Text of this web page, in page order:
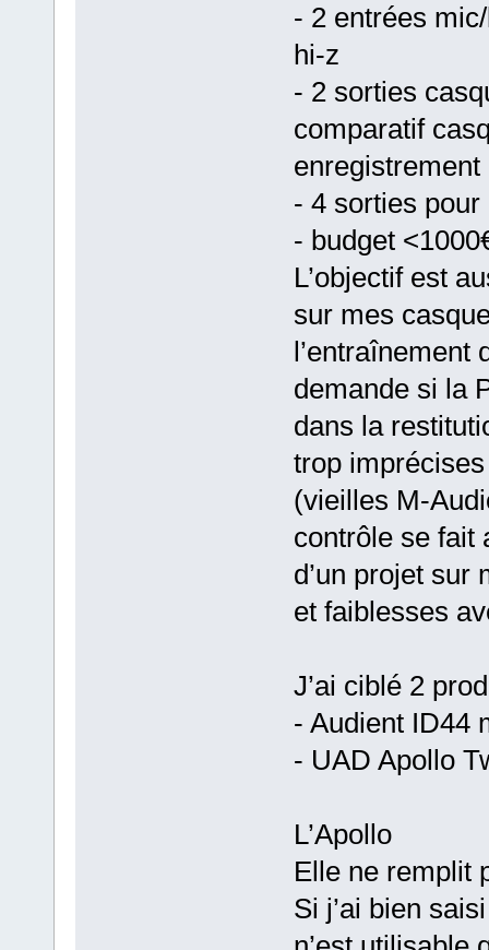
- 2 entrées
hi-z
- 2 sorties
comparatif
- 4 sorties pour
- budget
L’objectif est
sur mes
l’entraînement
demande si la
dans la
trop
(vieilles M-
contrôle se fait
d’un projet sur
et faiblesses
J’ai ciblé 2
- Audient ID44
- UAD Apollo
L’Apollo
Elle ne remplit
Si j’ai bien